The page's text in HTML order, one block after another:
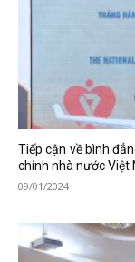
Tiếp cận về bình
chính nhà nước Việt
09/01/2024